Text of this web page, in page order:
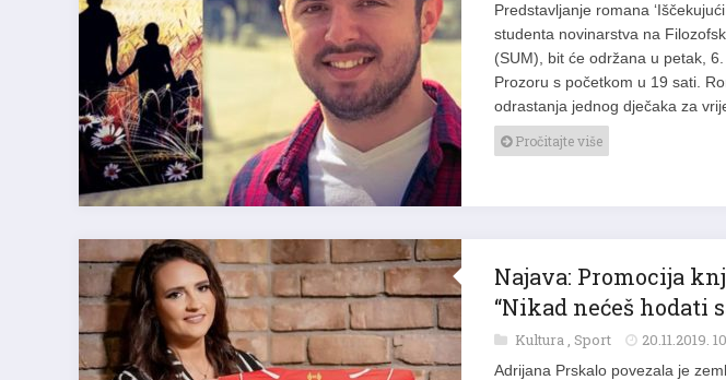
Predstavljanje romana
studenta novinarstva na
(SUM), bit će održana u petak,
Prozoru s početkom u 19 sati.
odrastanja jednog dječaka za
Pročitajte više
Najava: Promocija
“Nikad nećeš hodati
Kultura , Sport 20.11.2019.
Adrijana Prskalo povezala je